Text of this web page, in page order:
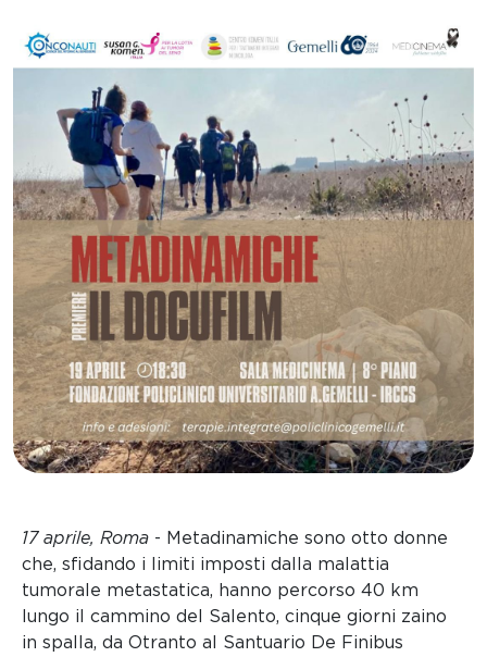
17 aprile, Roma - Metadinamiche sono otto donne
che, sfidando i limiti imposti dalla malattia
tumorale metastatica, hanno percorso 40 km
lungo il cammino del Salento, cinque giorni zaino
in spalla, da Otranto al Santuario De Finibus